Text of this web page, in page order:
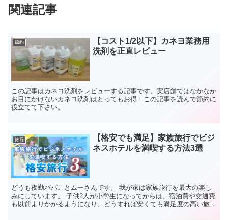
関連記事
節約
【コスト1/2以下】カネヨ業務用
洗剤を正直レビュー
この記事はカネヨ洗剤をレビューする記事です。実店舗ではなかなか
お目にかけないカネヨ洗剤はとってもお得！この記事を読んで節約に
役立てて下さい。
旅行
【格安でも満足】家族旅行でビジ
ネスホテルを満喫する方法3選
どうも夜勤パパことムーさんです。 我が家は家族旅行を最大の楽し
みにしています。 子供2人が小学生になってからは、宿泊費や交通費
も以前よりかかるようになり、どうすれば安くても満足度の高い旅行